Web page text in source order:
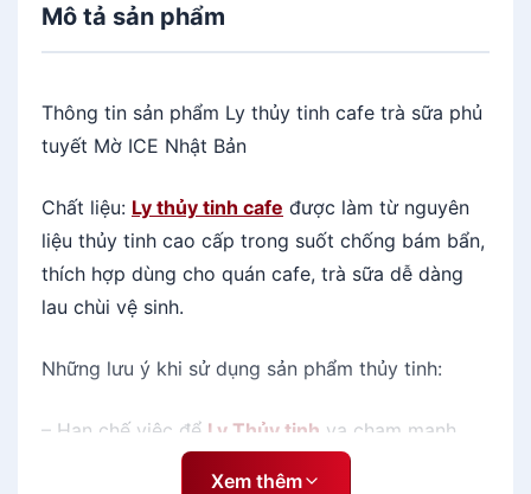
Mô tả sản phẩm
Thông tin sản phẩm Ly thủy tinh cafe trà sữa phủ
tuyết Mờ ICE Nhật Bản
Chất liệu: Ly thủy tinh cafe được làm từ nguyên
liệu thủy tinh cao cấp trong suốt chống bám bẩn,
thích hợp dùng cho quán cafe, trà sữa dễ dàng
lau chùi vệ sinh.
Những lưu ý khi sử dụng sản phẩm thủy tinh:
– Hạn chế việc để Ly Thủy tinh va chạm mạnh
vào nhau hay rơi vã
Xem thêm